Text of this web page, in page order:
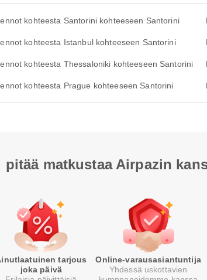
kohteesta Santorini kohteeseen Santorini
kohteesta Istanbul kohteeseen Santorini
kohteesta Thessaloniki kohteeseen Santorini
kohteesta Prague kohteeseen Santorini
pitää matkustaa Airpazin
tarjous
joka päivä
Online-varausasiantuntija
Yhdessä uskottavien